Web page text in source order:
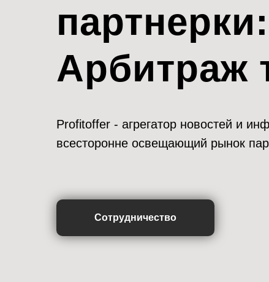
партнерки:
Арбитраж
Profitoffer - агрегатор новостей и
всесторонне освещающий рынок
Сотрудничество